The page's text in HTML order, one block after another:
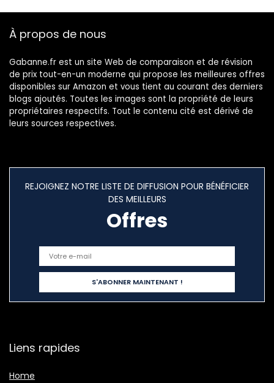
À propos de nous
Gabanne.fr est un site Web de comparaison et de révision
de prix tout-en-un moderne qui propose les meilleures offres
disponibles sur Amazon et vous tient au courant des derniers
blogs ajoutés. Toutes les images sont la propriété de leurs
propriétaires respectifs. Tout le contenu cité est dérivé de
leurs sources respectives.
REJOIGNEZ NOTRE LISTE DE DIFFUSION POUR BÉNÉFICIER
DES MEILLEURS
Offres
Liens rapides
Home